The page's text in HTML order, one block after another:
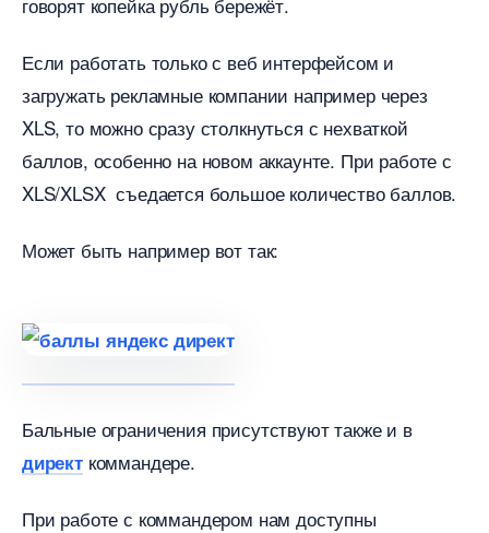
Если работать только с веб интерфейсом и
загружать рекламные компании например через
XLS, то можно сразу столкнуться с нехваткой
аллов, особенно на новом аккаунте. При работе с
XLS/XLSX съедается большое количество баллов.
Может быть например вот так:
Бальные ограничения присутствуют также и
директкоммандере.
При работе с коммандером нам доступны